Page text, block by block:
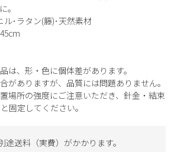
。
･ラタン(籐)･天然素材
は、形・色に個体差があります。
がありますが、品質には問題ありません。
場所の強度にご注意いただき、針金・結束
固定してください。
送料（実費）がかかります。